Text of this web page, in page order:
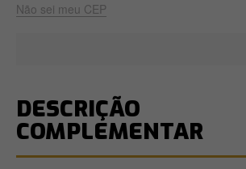
Não sei meu CEP
DESCRIÇÃO
COMPLEMENTAR